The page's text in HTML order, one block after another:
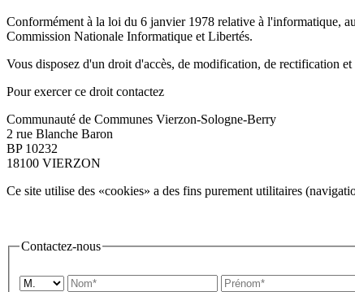
Conformément à la loi du 6 janvier 1978 relative à l'informatique,
Commission Nationale Informatique et Libertés.
Vous disposez d'un droit d'accès, de modification, de rectification et
Pour exercer ce droit contactez
Communauté de Communes Vierzon-Sologne-Berry
2 rue Blanche Baron
BP 10232
18100 VIERZON
Ce site utilise des «cookies» a des fins purement utilitaires
Contactez-nous